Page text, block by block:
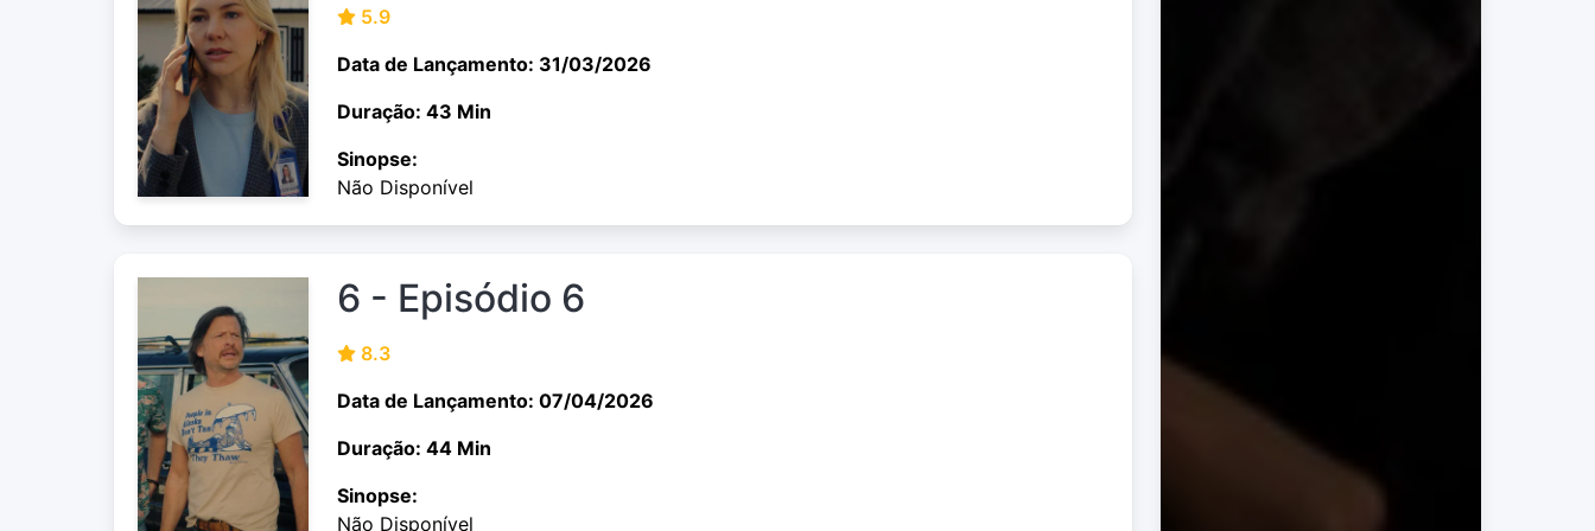
5.9
Data de Lançamento: 31/03/2026
Duração: 43 Min
Sinopse:
Não Disponível
6 - Episódio 6
8.3
Data de Lançamento: 07/04/2026
Duração: 44 Min
Sinopse:
Não Disponível